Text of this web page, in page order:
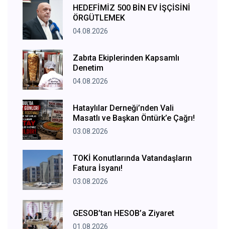
HEDEFİMİZ 500 BİN EV İŞÇİSİNİ
ÖRGÜTLEMEK
04.08.2026
Zabıta Ekiplerinden Kapsamlı
Denetim
04.08.2026
Hataylılar Derneği’nden Vali
Masatlı ve Başkan Öntürk’e Çağrı!
03.08.2026
TOKİ Konutlarında Vatandaşların
Fatura İsyanı!
03.08.2026
GESOB’tan HESOB’a Ziyaret
01.08.2026